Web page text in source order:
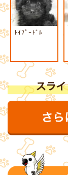
ﾄｲﾌﾟｰﾄﾞﾙ